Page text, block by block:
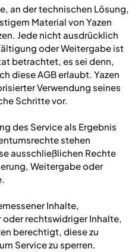
an der technischen Lösung,
Material von Yazen
Jede nicht ausdrücklich
oder Weitergabe ist
betrachtet, es sei denn,
diese AGB erlaubt. Yazen
Verwendung seines
Schritte vor.
des Service als Ergebnis
stehen
ausschließlichen Rechte
Weitergabe oder
Inhalte,
rechtswidriger Inhalte,
berechtigt, diese zu
Service zu sperren.